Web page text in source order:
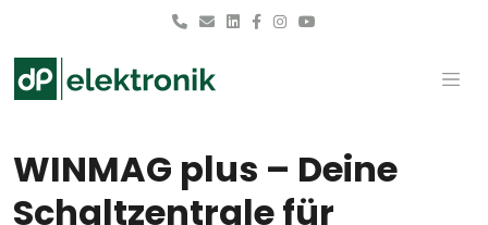
WINMAG plus – Deine
Schaltzentrale für